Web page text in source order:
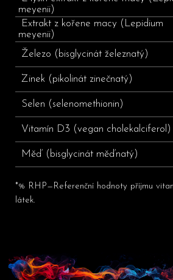
meyenii)
Extrakt z kořene macy (Lepidium
meyenii)
Železo (bisglycinát železnatý)
Zinek (pikolinát zinečnatý)
Selen (selenomethionin)
Vitamín D3 (vegan cholekalciferol)
Měď (bisglycinát měďnatý)
*% RHP—Referenční hodnoty příjmu
látek.